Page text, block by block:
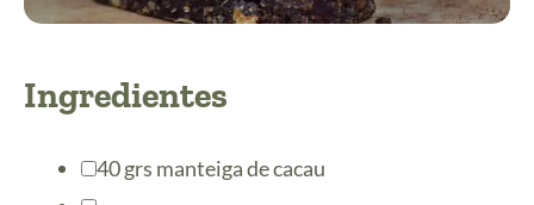
Ingredientes
40grs manteiga de cacau